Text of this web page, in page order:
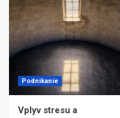
Podnikanie
Vplyv stresu a